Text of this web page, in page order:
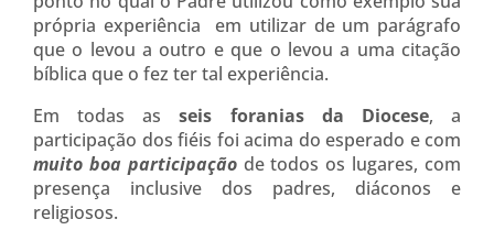
própria experiência em utilizar de um parágrafo
que o levou a outro e que o levou a uma citação
bíblica que o fez ter tal experiência.
Em todas asseis foranias da Diocese, a
participação dos fiéis foi acima do esperado e com
muito boa participaçãode todos os lugares, com
presença inclusive dos padres, diáconos e
religiosos.